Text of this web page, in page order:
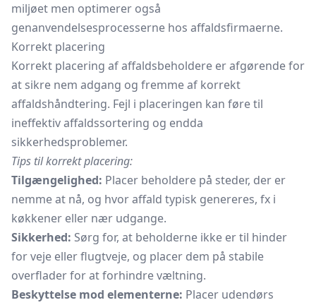
miljøet men optimerer også
genanvendelsesprocesserne hos affaldsfirmaerne.
Korrekt placering
Korrekt placering af affaldsbeholdere er afgørende for
at sikre nem adgang og fremme af korrekt
affaldshåndtering. Fejl i placeringen kan føre til
ineffektiv affaldssortering og endda
sikkerhedsproblemer.
Tips til korrekt placering:
Tilgængelighed: Placer beholdere på steder, der er
nemme at nå, og hvor affald typisk genereres, fx i
køkkener eller nær udgange.
Sikkerhed: Sørg for, at beholderne ikke er til hinder
for veje eller flugtveje, og placer dem på stabile
overflader for at forhindre væltning.
Beskyttelse mod elementerne: Placer udendørs